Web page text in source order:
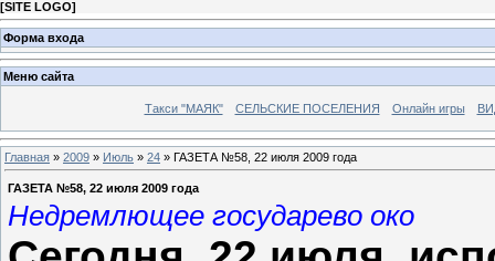
[SITE LOGO]
Форма входа
Меню сайта
Такси "МАЯК" СЕЛЬСКИЕ ПОСЕЛЕНИЯ Онлайн игры
Главная » 2009 » Июль » 24 » ГАЗЕТА №58, 22 июля 2009 года
ГАЗЕТА №58, 22 июля 2009 года
Недремлющее государево око